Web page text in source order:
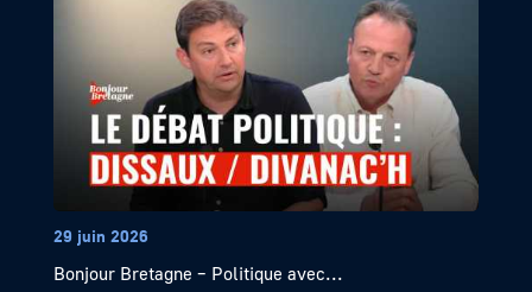
29 juin 2026
Bonjour Bretagne – Politique avec...